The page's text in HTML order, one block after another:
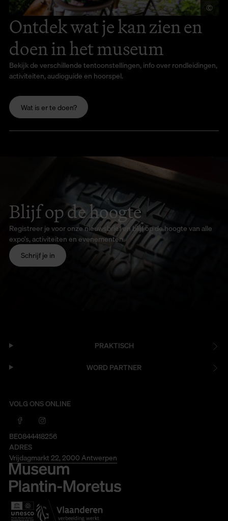
Ontdek wat je kan zien en
doen in het museum
Bekijk de verschillende tentoonstellingen, info over rondleidingen,
activiteiten, audioguide en hoorspel.
Wat is er te doen?
©
Blijf op de hoogte
Registreer je voor onze nieuwsbrief en blijf op de hoogte van alle
expo’s, activiteiten en evenementen.
Schrijf je in
PRAKTISCH
WORD PARTNER
VOLG ONS ONLINE
BE0844418256
ADRES
Vrijdagmarkt 22, 2000 Antwerpen